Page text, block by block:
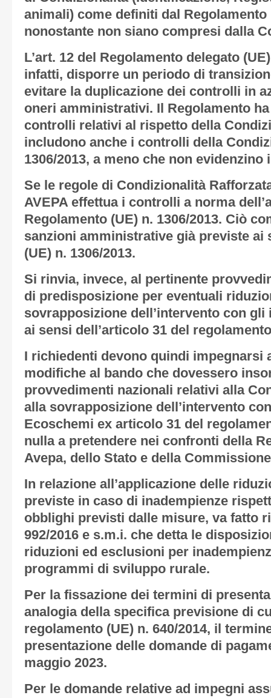
animali) come definiti dal Regolamento
nonostante non siano compresi dalla
L’art. 12 del Regolamento delegato
infatti, disporre un periodo di
evitare la duplicazione dei controlli in
oneri amministrativi. Il Regolamento
controlli relativi al rispetto della
includono anche i controlli della
1306/2013, a meno che non evidenzino
Se le regole di Condizionalità
AVEPA effettua i controlli a norma
Regolamento (UE) n. 1306/2013. Ciò
sanzioni amministrative già previste ai
(UE) n. 1306/2013.
Si rinvia, invece, al pertinente
di predisposizione per eventuali
sovrapposizione dell’intervento con
ai sensi dell’articolo 31 del
I richiedenti devono quindi impegnarsi
modifiche al bando che dovessero
provvedimenti nazionali relativi alla
alla sovrapposizione dell’intervento
Ecoschemi ex articolo 31 del
nulla a pretendere nei confronti della
Avepa, dello Stato e della
In relazione all’applicazione delle
previste in caso di inadempienze
obblighi previsti dalle misure, va fatto
992/2016 e s.m.i. che detta le
riduzioni ed esclusioni per
programmi di sviluppo rurale.
Per la fissazione dei termini di
analogia della specifica previsione di
regolamento (UE) n. 640/2014, il
presentazione delle domande di
maggio 2023.
Per le domande relative ad impegni